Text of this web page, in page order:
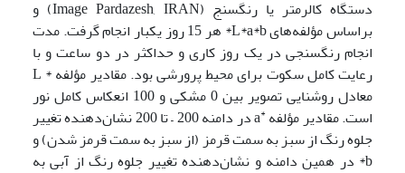
دستگاه کالرمتر یا رنگ­سنج (Image Pardazesh, IRAN) و
براساس مؤلفه‌های L*a*b* هر 15 روز یکبار انجام گرفت. مدت
انجام رنگ­سنجی در یک روز کاری و حداکثر در دو ساعت و با
رعایت کامل سکوت برای محیط پرورشی بود. مقادیر مؤلفه * L
معادل روشنایی تصویر بین 0 مشکی و 100 انعکاس کامل نور
است. مقادیر مؤلفه*
a در دامنه 200 – تا 200 نشان‌دهنده تغییر
جلوه رنگ از سبز به سمت قرمز (از سبز به سمت قرمز شدن) و
b* در همین دامنه و نشان‌دهنده تغییر جلوه رنگ از آبی به